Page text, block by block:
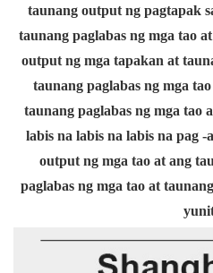
taunang output ng pagtapak
taunang paglabas ng mga tao
output ng mga tapakan at
taunang paglabas ng mga
taunang paglabas ng mga tao
labis na labis na labis na pag
output ng mga tao at ang
paglabas ng mga tao at